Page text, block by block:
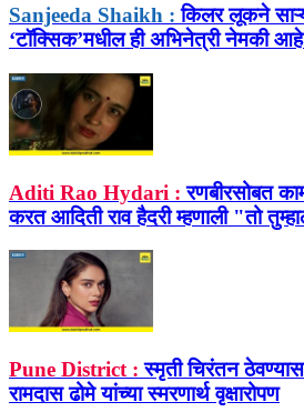
Sanjeeda Shaikh : किलर लूकने
‘टॉक्सिक’मधील ही अभिनेत्री नेमकी
Aditi Rao Hydari : रणबीरसोबत
करत आदिती राव हैदरी म्हणाली "तो
Pune District : स्मृती चिरंतन
रामदास ढोमे यांच्या स्मरणार्थ वृक्षारोपण